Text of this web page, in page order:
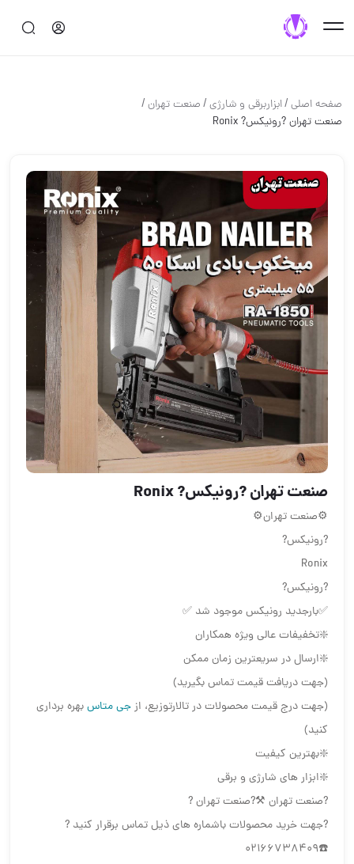
صفحه اصلی/ابزاربرقی و شارژی/صنعت تهران/
صنعت تهران ?رونیکس? Ronix
صنعت تهران ?رونیکس? Ronix
⚙️صنعت تهران⚙️
?رونیکس?
Ronix
?رونیکس?
✅بارجدید رونیکس موجود شد ✅
❇️تخفیفات عالی ویژه همکاران
❇️ارسال در سریعترین زمان ممکن
(جهت دریافت قیمت تماس بگیرید)
(جهت درج قیمت محصولات در تالارتوزیع، ازجی متاسبهره برداری
کنید)
❇️بهترین کیفیت
❇️ابزار های شارژی و برقی
?صنعت تهران ⚒?صنعت تهران ?
?جهت خرید محصولات باشماره های ذیل تماس برقرار کنید ?
☎️02166738409